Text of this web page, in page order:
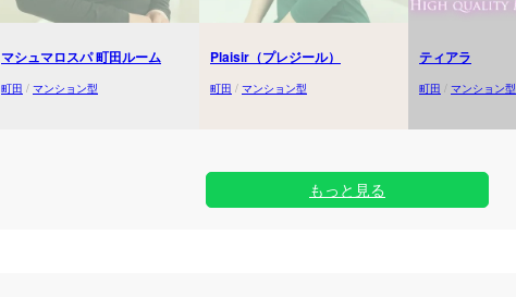
マシュマロスパ 町田ルーム
町田 / マンション型
Plaisir（プレジール）
町田 / マンション型
ティアラ
町田 / マンション型
もっと見る